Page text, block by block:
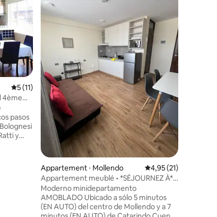
: 4,96 sur 5
Évaluation moyenne sur la base de 11 commentaires : 5 sur 5
5 (11)
4ème
pasos
y
Appartement ⋅ Mollendo Évaluation moyenne
4,95 (21)
Appartement meublé • *SÉJOURNEZ À*
Mollendo • #2
Moderno minidepartamento
AMOBLADO Ubicado a sólo 5 minutos
(EN AUTO) del centro de Mollendo y a 7